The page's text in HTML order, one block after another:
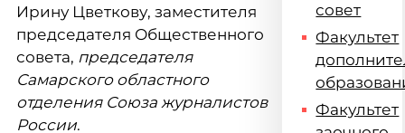
Ирину Цветкову, заместителя
председателя Общественного
совета, председателя
Самарского областного
отделения Союза журналистов
России.
совет
Факультет
Факультет